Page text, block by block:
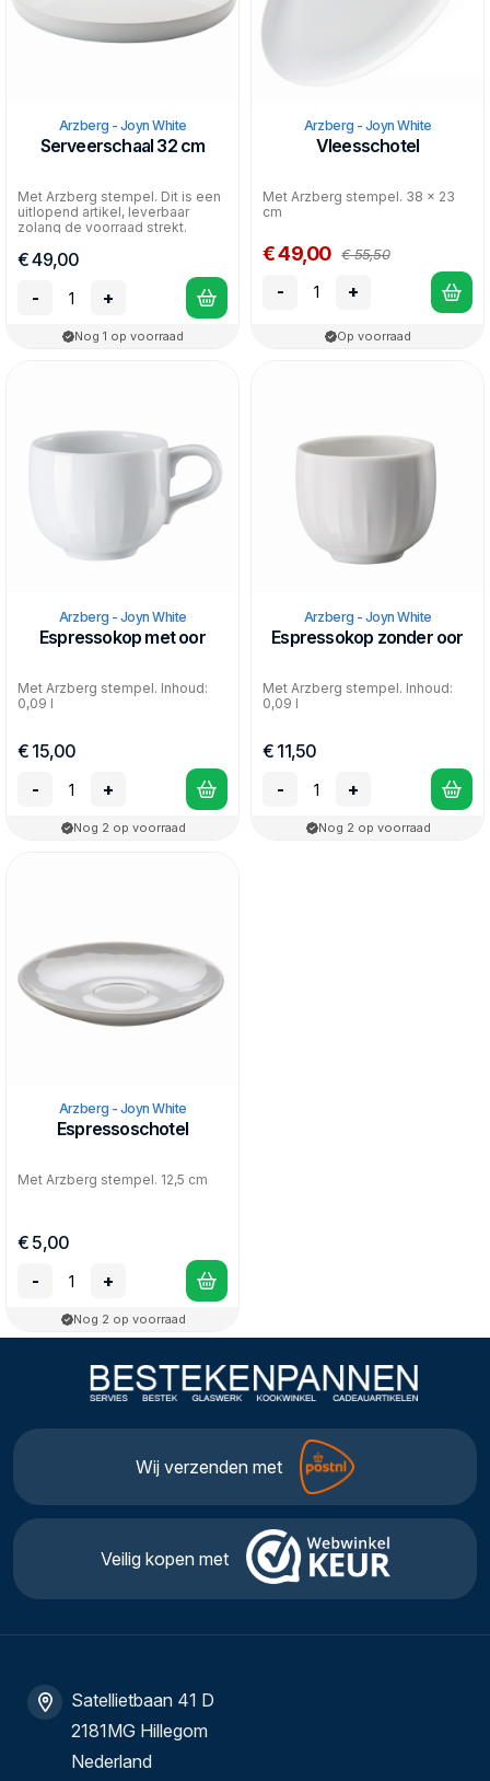
Arzberg - Joyn White
Serveerschaal 32 cm
Met Arzberg stempel. Dit is een
uitlopend artikel, leverbaar
zolang de voorraad strekt.
€ 49,00
-
+
Nog 1 op voorraad
Arzberg - Joyn White
Vleesschotel
Met Arzberg stempel. 38 x 23
cm
€ 49,00 € 55,50
- +
Op voorraad
Arzberg - Joyn White
Espressokop met oor
Met Arzberg stempel. Inhoud:
0,09 l
€ 15,00
-
+
Nog 2 op voorraad
Arzberg - Joyn White
Espressokop zonder oor
Met Arzberg stempel. Inhoud:
0,09 l
€ 11,50
-
+
Nog 2 op voorraad
Arzberg - Joyn White
Espressoschotel
Met Arzberg stempel. 12,5 cm
€ 5,00
-
+
Nog 2 op voorraad
Wij verzenden met
Veilig kopen met
Satellietbaan 41 D
2181MG Hillegom
Nederland